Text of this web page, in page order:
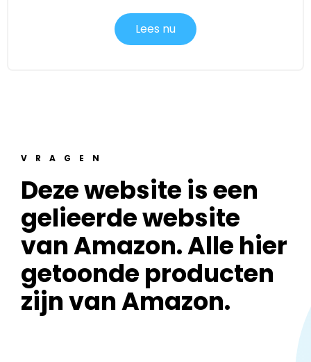
Lees nu
VRAGEN
Deze website is een
gelieerde website
van Amazon. Alle hier
getoonde producten
zijn van Amazon.